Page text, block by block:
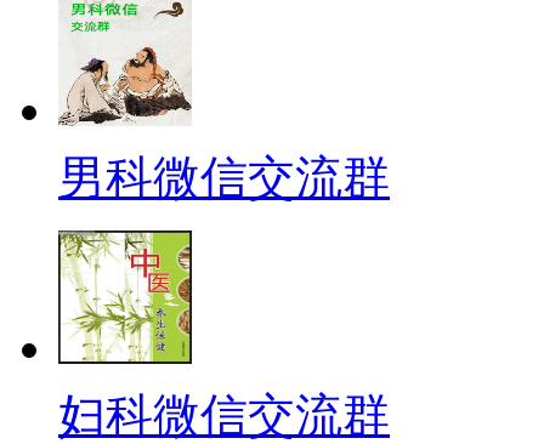
男科微信交流群
妇科微信交流群